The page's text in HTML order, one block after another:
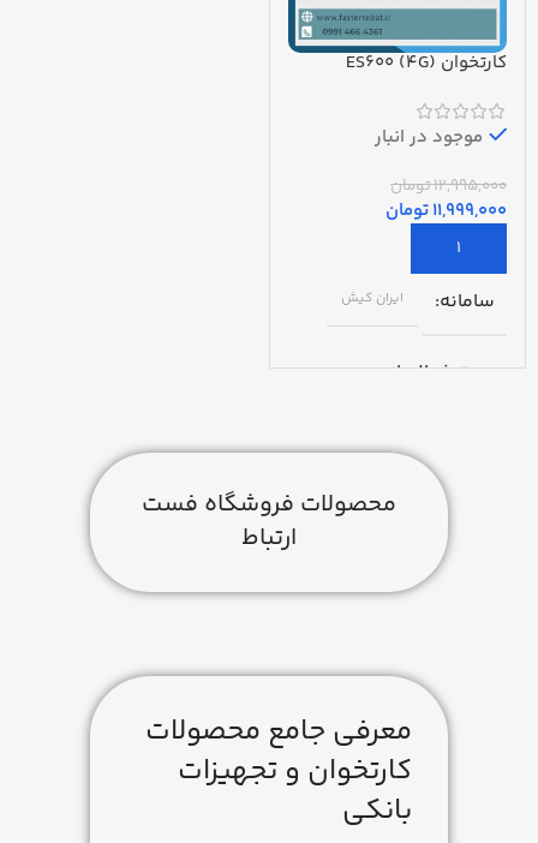
کارتخوان ES600 (4G)
موجود در انبار
12,995,000تومان
11,999,000تومان
سامانه ایران کیش
مدت فعالسازی
گارانتی
350 گرم
محصولات فروشگاه فست
ارتباط
معرفی جامع محصولات
کارتخوان و تجهیزات
بانکی